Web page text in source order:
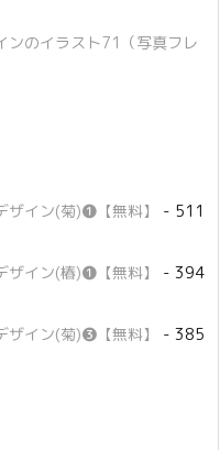
ンのイラスト71（写真フレ
ザイン(菊)❶【無料】
- 511
ザイン(椿)❶【無料】
- 394
ザイン(菊)❸【無料】
- 385